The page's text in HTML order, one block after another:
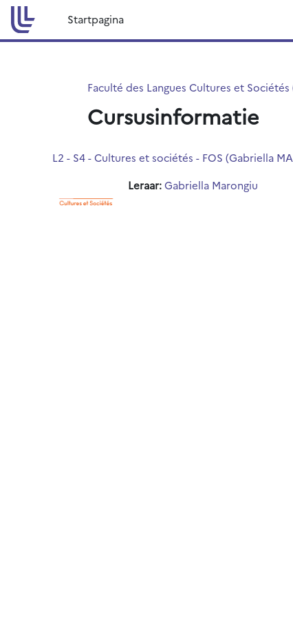
Ga naar hoofdinhoud
Startpagina
Faculté des Langues Cultures et Sociétés
Cursusinformatie
L2 - S4 - Cultures et sociétés - FOS (Gabriella
Leraar:Gabriella Marongiu